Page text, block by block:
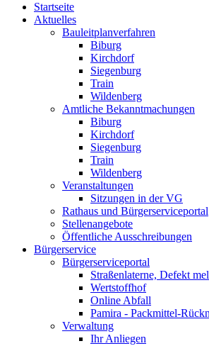
Startseite
Aktuelles
Bauleitplanverfahren
Biburg
Kirchdorf
Siegenburg
Train
Wildenberg
Amtliche Bekanntmachungen
Biburg
Kirchdorf
Siegenburg
Train
Wildenberg
Veranstaltungen
Sitzungen in der VG
Rathaus und Bürgerserviceportal
Stellenangebote
Öffentliche Ausschreibungen
Bürgerservice
Bürgerserviceportal
Straßenlaterne, Defekt
Wertstoffhof
Online Abfall
Pamira - Packmittel-
Verwaltung
Ihr Anliegen